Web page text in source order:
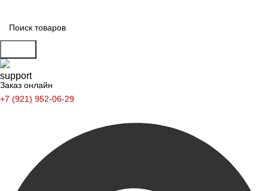
Заказ онлайн
+7 (921) 952-06-29